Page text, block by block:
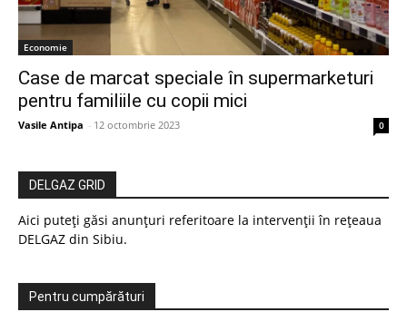
Economie
Case de marcat speciale în supermarketuri
pentru familiile cu copii mici
Vasile Antipa - 12 octombrie 2023 0
DELGAZ GRID
Aici puteți găsi anunțuri referitoare la intervenții în rețeaua
DELGAZ din Sibiu.
Pentru cumpărături